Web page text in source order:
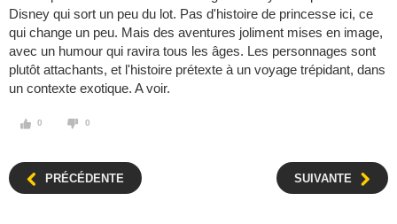
Disney qui sort un peu du lot. Pas d'histoire de princesse ici, ce
qui change un peu. Mais des aventures joliment mises en image,
avec un humour qui ravira tous les âges. Les personnages sont
plutôt attachants, et l'histoire prétexte à un voyage trépidant, dans
un contexte exotique. A voir.
0 0
PRÉCÉDENTE SUIVANTE